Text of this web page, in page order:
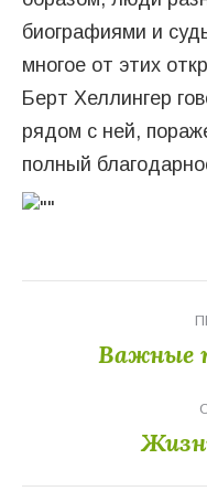
биографиями и
многое от этих
Берт Хеллингер
рядом с ней,
полный
записям
Важные